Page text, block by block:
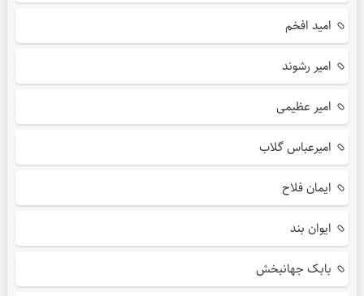
امید افخم
امیر رشوند
امیر عظیمی
امیرعباس گلاب
ایمان فلاح
ایوان بند
بابک جهانبخش